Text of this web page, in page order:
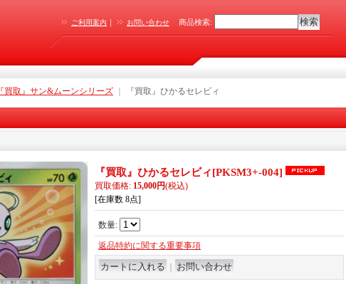
ご利用案内 ｜ お問い合わせ 商品検索:
『買取』サン&ムーンシリーズ 『買取』ひかるセレビィ
『買取』ひかるセレビィ[PKSM3+-004]
買取価格: 15,000円(税込)
[在庫数 8点]
数量:
返品特約に関する重要事項